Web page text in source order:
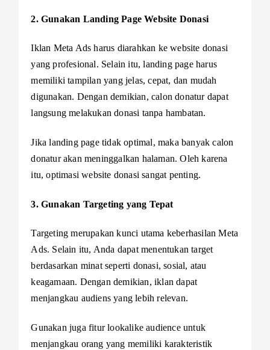
2. Gunakan Landing Page Website Donasi
Iklan Meta Ads harus diarahkan ke website donasi
yang profesional. Selain itu, landing page harus
memiliki tampilan yang jelas, cepat, dan mudah
digunakan. Dengan demikian, calon donatur dapat
langsung melakukan donasi tanpa hambatan.
Jika landing page tidak optimal, maka banyak calon
donatur akan meninggalkan halaman. Oleh karena
itu, optimasi website donasi sangat penting.
3. Gunakan Targeting yang Tepat
Targeting merupakan kunci utama keberhasilan Meta
Ads. Selain itu, Anda dapat menentukan target
berdasarkan minat seperti donasi, sosial, atau
keagamaan. Dengan demikian, iklan dapat
menjangkau audiens yang lebih relevan.
Gunakan juga fitur lookalike audience untuk
menjangkau orang yang memiliki karakteristik